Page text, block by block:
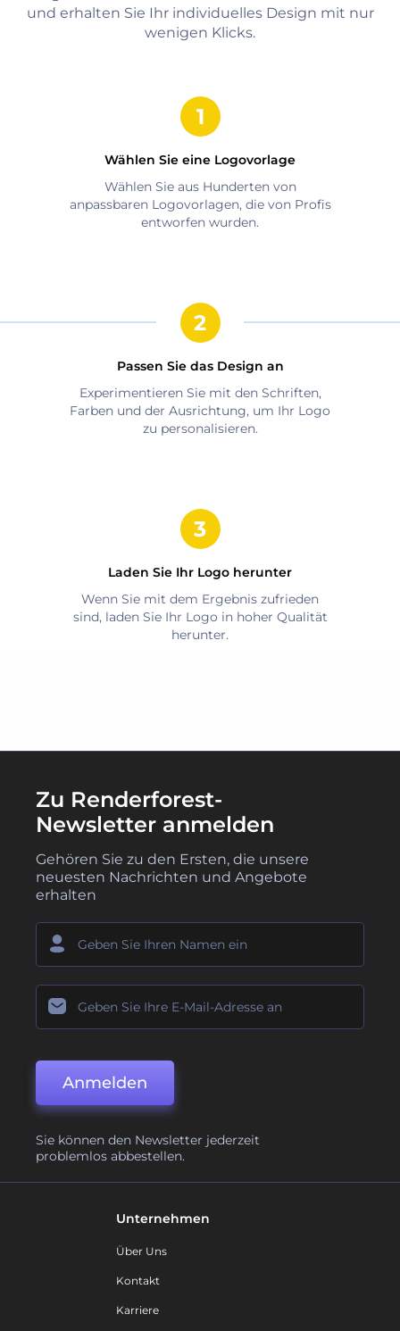
und erhalten Sie Ihr individuelles Design mit nur
wenigen Klicks.
Wählen Sie eine Logovorlage
Wählen Sie aus Hunderten von
anpassbaren Logovorlagen, die von Profis
entworfen wurden.
Passen Sie das Design an
Experimentieren Sie mit den Schriften,
Farben und der Ausrichtung, um Ihr Logo
zu personalisieren.
Laden Sie Ihr Logo herunter
Wenn Sie mit dem Ergebnis zufrieden
sind, laden Sie Ihr Logo in hoher Qualität
herunter.
Zu Renderforest-
Newsletter anmelden
Gehören Sie zu den Ersten, die unsere
neuesten Nachrichten und Angebote
erhalten
Anmelden
Sie können den Newsletter jederzeit
problemlos abbestellen.
Unternehmen
Über Uns
Kontakt
Karriere